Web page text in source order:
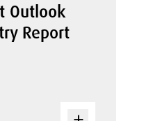
Outlook
Report